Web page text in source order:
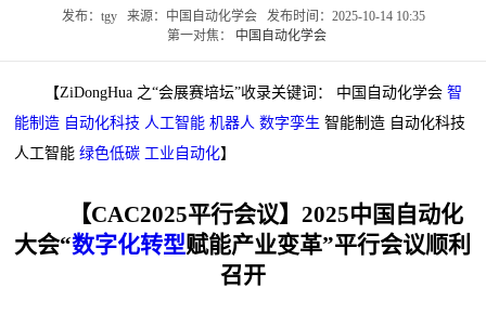
发布：tgy 来源：中国自动化学会 发布时间：2025-10-14 10:35
第一对焦：
中国自动化学会
【ZiDongHua 之“会展赛培坛”收录关键词： 中国自动化学会智
能制造 自动化科技 人工智能 机器人 数字孪生 智能制造 自动化科技
人工智能绿色低碳 工业自动化】
【CAC2025平行会议】2025中国自动化
大会“数字化转型赋能产业变革”平行会议顺利
召开